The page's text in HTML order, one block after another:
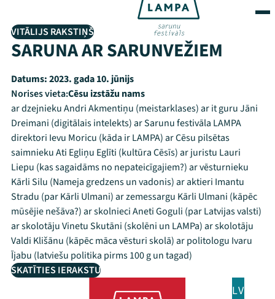
VITĀLIJS RAKSTIŅŠ
SARUNA AR SARUNVEŽIEM
Datums:2023. gada 10. jūnijs
Norises vieta:Cēsu izstāžu nams
ar dzejnieku Andri Akmentiņu (meistarklases) ar it guru Jāni
Dreimani (digitālais intelekts) ar Sarunu festivāla LAMPA
direktori Ievu Moricu (kāda ir LAMPA) ar Cēsu pilsētas
saimnieku Ati Egliņu Eglīti (kultūra Cēsīs) ar juristu Lauri
Liepu (kas sagaidāms no nepateicīgajiem?) ar vēsturnieku
Kārli Silu (Nameja gredzens un vadonis) ar aktieri Imantu
Stradu (par Kārli Ulmani) ar zemessargu Kārli Ulmani (kāpēc
mūsējie nešāva?) ar skolnieci Aneti Goguli (par Latvijas valsti)
ar skolotāju Vinetu Skutāni (skolēni un LAMPa) ar skolotāju
Valdi Klišānu (kāpēc māca vēsturi skolā) ar politologu Ivaru
Ījabu (latviešu politika pirms 100 g un tagad)
SKATĪTIES IERAKSTU
LV